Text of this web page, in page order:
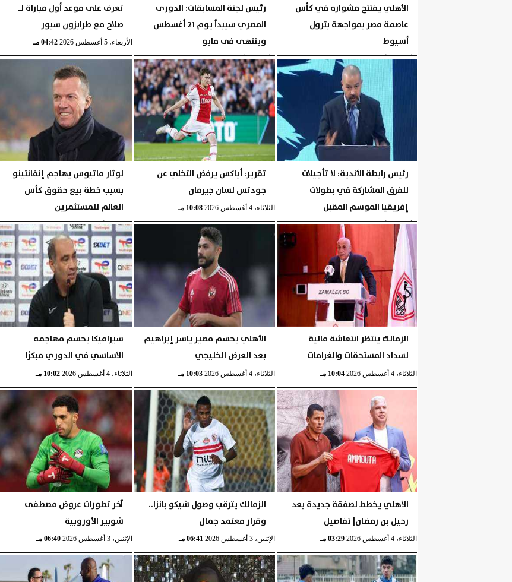
الأهلي يفتتح مشواره في كأس
عاصمة مصر بمواجهة بترول
أسيوط
الأربعاء، 5 أغسطس 2026 05:30 مـ
رئيس لجنة المسابقات: الدورى
المصري سيبدأ يوم 21 أغسطس
وينتهى فى مايو
الأربعاء، 5 أغسطس 2026 05:29 مـ
تعرف على موعد أول مباراة لـ
صلاح مع طرابزون سبور
الأربعاء، 5 أغسطس 2026 04:42 مـ
رئيس رابطة الأندية: لا تأجيلات
للفرق المشاركة في بطولات
إفريقيا الموسم المقبل
الأربعاء، 5 أغسطس 2026 04:40 مـ
تقرير: أياكس يرفض التخلي عن
جودتس لسان جيرمان
الثلاثاء، 4 أغسطس 2026 10:08 مـ
لوثار ماتيوس يهاجم إنفانتينو
بسبب خطة بيع حقوق كأس
العالم للمستثمرين
الثلاثاء، 4 أغسطس 2026 10:06 مـ
الزمالك ينتظر انتعاشة مالية
لسداد المستحقات والغرامات
الثلاثاء، 4 أغسطس 2026 10:04 مـ
الأهلي يحسم مصير ياسر إبراهيم
بعد العرض الخليجي
الثلاثاء، 4 أغسطس 2026 10:03 مـ
سيراميكا يحسم مهاجمه
الأساسي في الدوري مبكرًا
الثلاثاء، 4 أغسطس 2026 10:02 مـ
الأهلي يخطط لصفقة جديدة بعد
رحيل بن رمضان| تفاصيل
الثلاثاء، 4 أغسطس 2026 03:29 مـ
الزمالك يترقب وصول شيكو بانزا..
وقرار معتمد جمال
الإثنين، 3 أغسطس 2026 06:41 مـ
آخر تطورات عروض مصطفى
شوبير الأوروبية
الإثنين، 3 أغسطس 2026 06:40 مـ